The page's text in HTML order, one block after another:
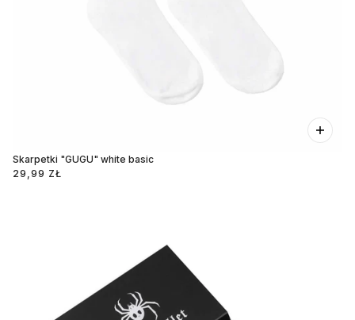
Skarpetki "GUGU" white basic
29,99 ZŁ